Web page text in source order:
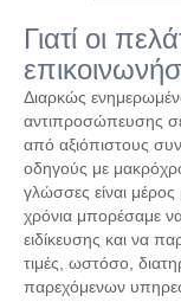
Γιατί οι
Διαρκώς
αντιπροσώπευσης
από αξιόπιστους
οδηγούς με
γλώσσες είναι
χρόνια μπορέσαμε
ειδίκευσης και να
τιμές, ωστόσο,
παρεχόμενων